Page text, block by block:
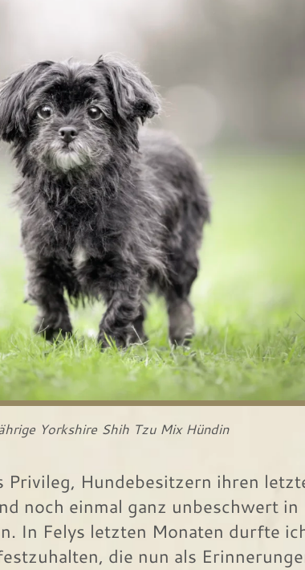
Yorkshire Shih Tzu Mix Hündin
Hundebesitzern ihren
noch einmal ganz unbeschwert
In Felys letzten Monaten durfte
die nun als